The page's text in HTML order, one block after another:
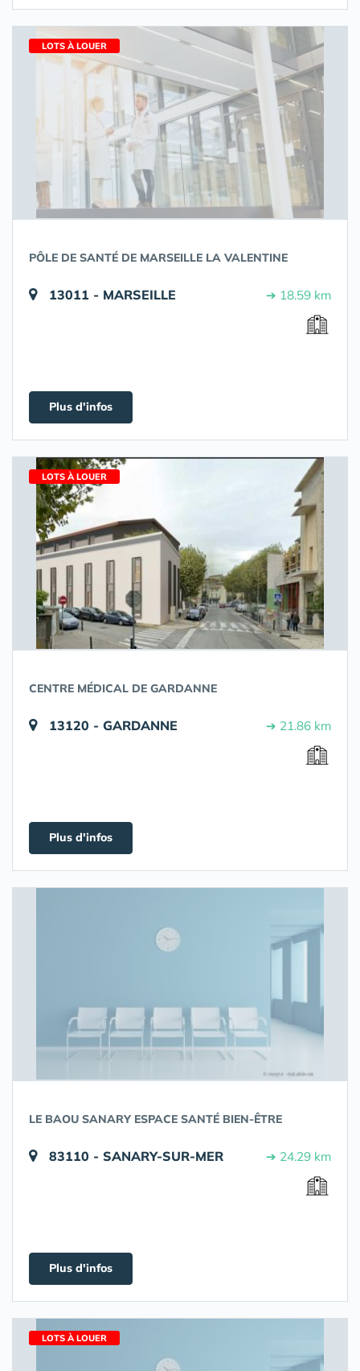
LOTS À LOUER
PÔLE DE SANTÉ DE MARSEILLE LA VALENTINE
13011 - MARSEILLE ➔ 18.59 km
Plus d'infos
LOTS À LOUER
CENTRE MÉDICAL DE GARDANNE
13120 - GARDANNE ➔ 21.86 km
Plus d'infos
LE BAOU SANARY ESPACE SANTÉ BIEN-ÊTRE
83110 - SANARY-SUR-MER ➔ 24.29 km
Plus d'infos
LOTS À LOUER